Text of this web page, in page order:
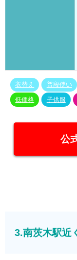
衣替え 普段使い
低価格 子供服
公
3.南茨木駅近